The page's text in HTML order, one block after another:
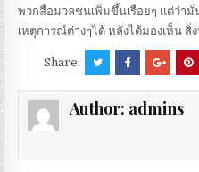
พวกสื่อมวลชนเพิ่มขึ้นเรื่อยๆ แต่ว่ามั่
เหตุการณ์ต่างๆได้ หลังได้มองเห็น
Share:
Author: admins